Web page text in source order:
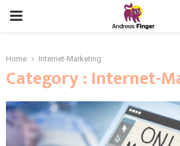
Home Internet-Marketing
Category : Internet-